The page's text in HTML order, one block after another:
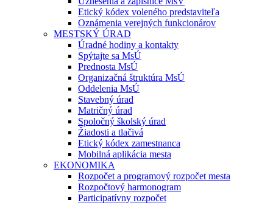
Etický kódex voleného predstaviteľa
Oznámenia verejných funkcionárov
MESTSKÝ ÚRAD
Úradné hodiny a kontakty
Spýtajte sa MsÚ
Prednosta MsÚ
Organizačná štruktúra MsÚ
Oddelenia MsÚ
Stavebný úrad
Matričný úrad
Spoločný školský úrad
Žiadosti a tlačivá
Etický kódex zamestnanca
Mobilná aplikácia mesta
EKONOMIKA
Rozpočet a programový rozpočet mesta
Rozpočtový harmonogram
Participatívny rozpočet